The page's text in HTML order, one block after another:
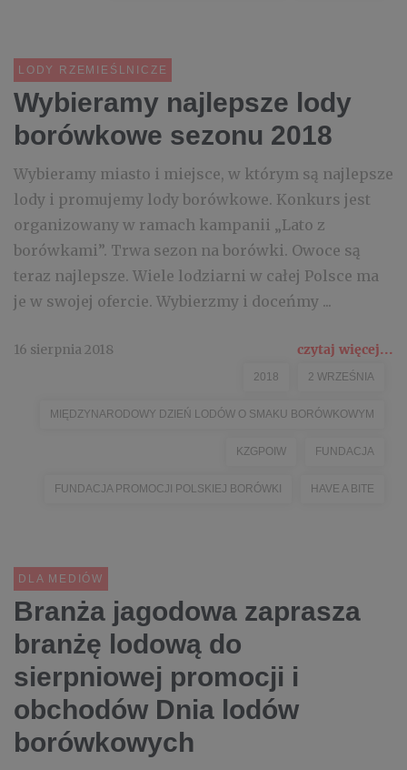
LODY RZEMIEŚLNICZE
Wybieramy najlepsze lody
borówkowe sezonu 2018
Wybieramy miasto i miejsce, w którym są najlepsze
lody i promujemy lody borówkowe. Konkurs jest
organizowany w ramach kampanii „Lato z
borówkami”. Trwa sezon na borówki. Owoce są
teraz najlepsze. Wiele lodziarni w całej Polsce ma
je w swojej ofercie. Wybierzmy i doceńmy ...
16 sierpnia 2018 czytaj więcej...
2018 2 WRZEŚNIA
MIĘDZYNARODOWY DZIEŃ LODÓW O SMAKU BORÓWKOWYM
KZGPOIW FUNDACJA
FUNDACJA PROMOCJI POLSKIEJ BORÓWKI HAVE A BITE
DLA MEDIÓW
Branża jagodowa zaprasza
branżę lodową do
sierpniowej promocji i
obchodów Dnia lodów
borówkowych